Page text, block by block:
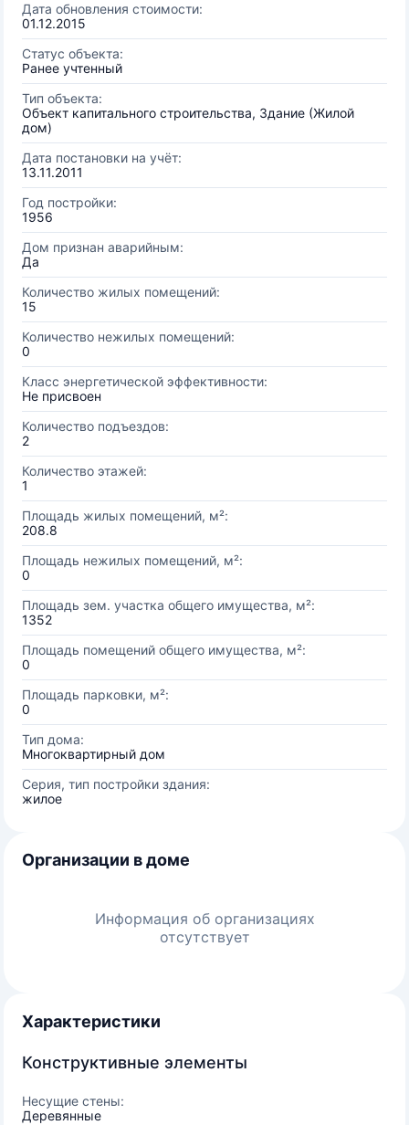
Дата обновления стоимости:
01.12.2015
Статус объекта:
Ранее учтенный
Тип объекта:
Объект капитального строительства, Здание (Жилой
дом)
Дата постановки на учёт:
13.11.2011
Год постройки:
1956
Дом признан аварийным:
Да
Количество жилых помещений:
15
Количество нежилых помещений:
0
Класс энергетической эффективности:
Не присвоен
Количество подъездов:
2
Количество этажей:
1
Площадь жилых помещений, м²:
208.8
Площадь нежилых помещений, м²:
0
Площадь зем. участка общего имущества, м²:
1352
Площадь помещений общего имущества, м²:
0
Площадь парковки, м²:
0
Тип дома:
Многоквартирный дом
Серия, тип постройки здания:
жилое
Организации в доме
Информация об организациях
отсутствует
Характеристики
Конструктивные элементы
Несущие стены:
Деревянные